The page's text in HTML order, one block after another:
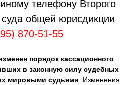
телефону Второго
суда общей юрисдикции
870-51-55
порядок кассационного
в законную силу судебных
мировыми судьями . Изменения